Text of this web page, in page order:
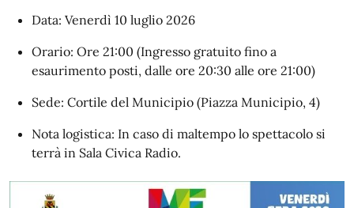
Data: Venerdì 10 luglio 2026
Orario: Ore 21:00 (Ingresso gratuito fino a
esaurimento posti, dalle ore 20:30 alle ore 21:00)
Sede: Cortile del Municipio (Piazza Municipio, 4)
Nota logistica: In caso di maltempo lo spettacolo si
terrà in Sala Civica Radio.